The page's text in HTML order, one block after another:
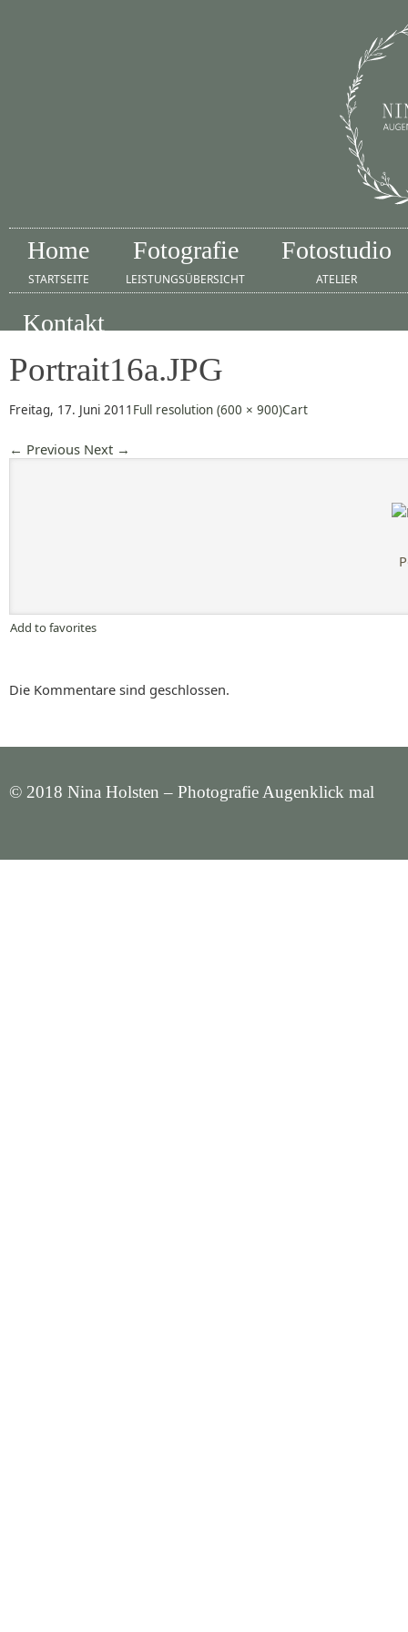
Home
STARTSEITE
Fotografie
LEISTUNGSÜBERSICHT
Fotostudio
ATELIER
Kontakt
Portrait16a.JPG
Freitag, 17. Juni 2011 Full resolution (600 × 900)Cart
← Previous Next →
Add to favorites
Die Kommentare sind geschlossen.
© 2018 Nina Holsten – Photografie Augenklick mal